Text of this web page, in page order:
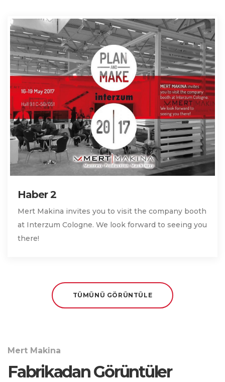
Haber 2
Mert Makina invites you to visit the company booth
at Interzum Cologne. We look forward to seeing you
there!
TÜMÜNÜ GÖRÜNTÜLE
Mert Makina
Fabrikadan Görüntüler